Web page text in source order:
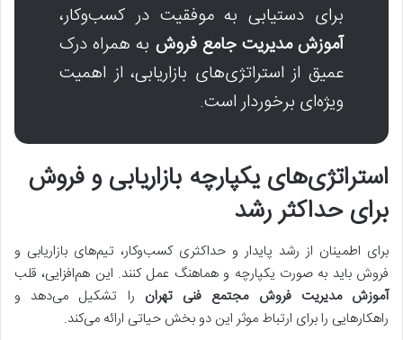
برای دستیابی به موفقیت در کسب‌وکار،
آموزش مدیریت جامع فروش به همراه درک
عمیق از استراتژی‌های بازاریابی، از اهمیت
ویژه‌ای برخوردار است.
استراتژی‌های یکپارچه بازاریابی و فروش
برای حداکثر رشد
برای اطمینان از رشد پایدار و حداکثری کسب‌وکار، تیم‌های بازاریابی و
فروش باید به صورت یکپارچه و هماهنگ عمل کنند. این هم‌افزایی، قلب
آموزش مدیریت فروش مجتمع فنی تهران را تشکیل می‌دهد و
راهکارهایی را برای ارتباط موثر این دو بخش حیاتی ارائه می‌کند.